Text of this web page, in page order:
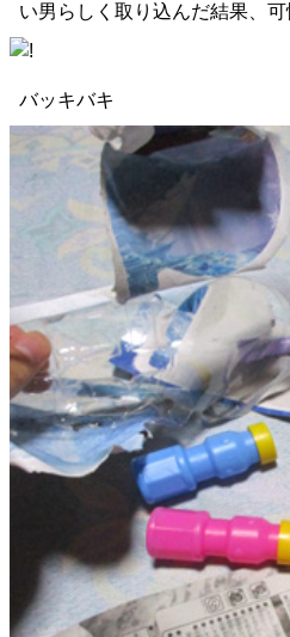
い男らしく取り込んだ結果、
バッキバキ